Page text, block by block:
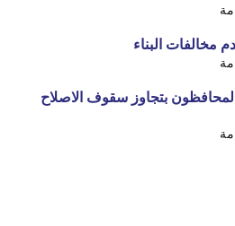
مخالفات البناء
بتجاوز سقوف الاصلاح